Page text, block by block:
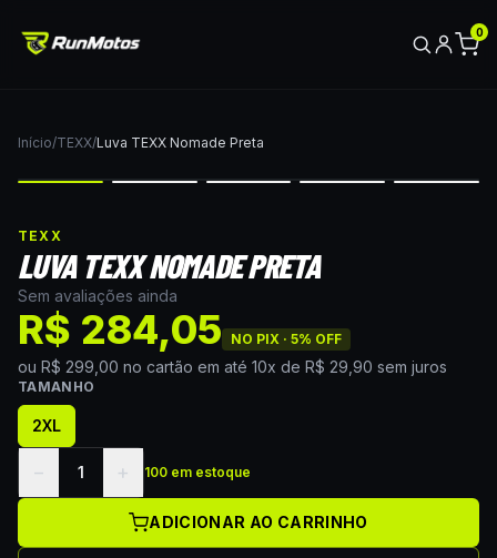
0
Início/TEXX/Luva TEXX Nomade Preta
TEXX
LUVA TEXX NOMADE PRETA
Sem avaliações ainda
R$ 284,05 NO PIX · 5% OFF
ou R$ 299,00 no cartão em até 10x de R$ 29,90 sem juros
TAMANHO
2XL
− 1 + 100 em estoque
ADICIONAR AO CARRINHO